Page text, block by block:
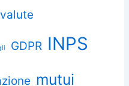
GDPR INPS
mutui